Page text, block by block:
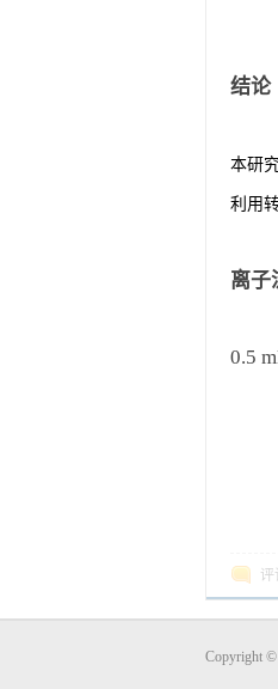
结论
本研
利用
离子
0.5
评
Copyright ©